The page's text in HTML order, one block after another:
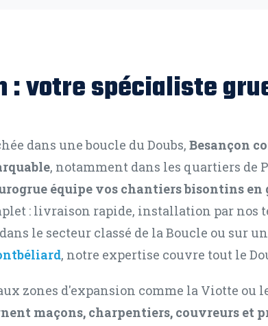
: votre spécialiste
dans une boucle du Doubs, Besançon
, notamment dans les quartiers de
équipe vos chantiers bisontins en
: livraison rapide, installation par nos
le secteur classé de la Boucle ou sur
, notre expertise couvre tout le
zones d'expansion comme la Viotte ou
maçons, charpentiers, couvreurs et